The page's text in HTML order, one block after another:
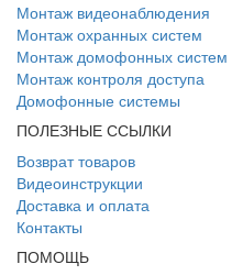
Монтаж видеонаблюдения
Монтаж охранных систем
Монтаж домофонных систем
Монтаж контроля доступа
Домофонные системы
ПОЛЕЗНЫЕ ССЫЛКИ
Возврат товаров
Видеоинструкции
Доставка и оплата
Контакты
ПОМОЩЬ